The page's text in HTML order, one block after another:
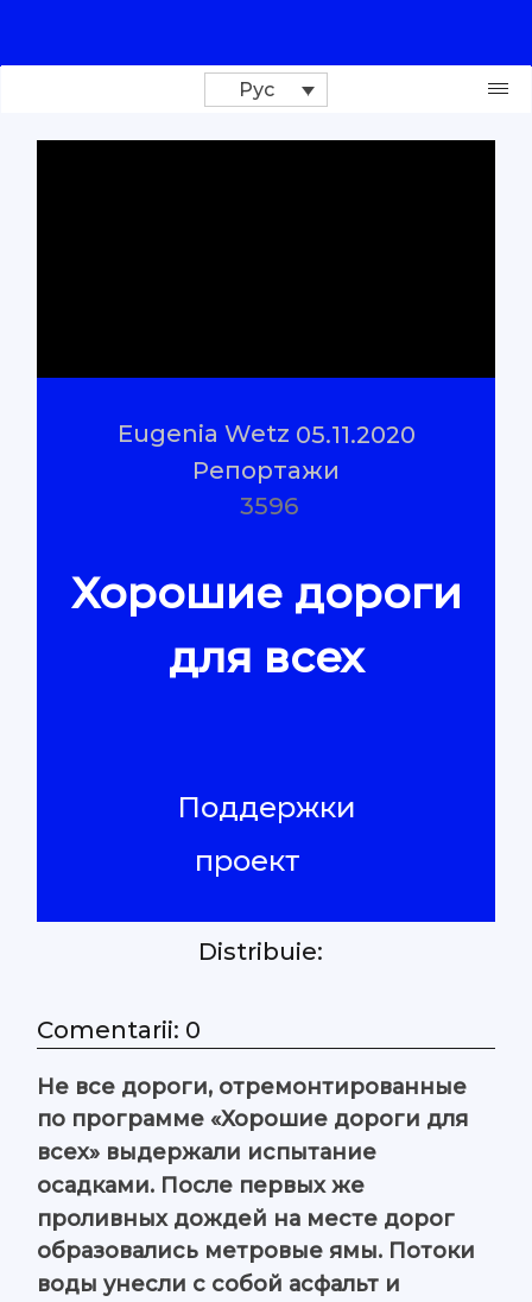
#Проверено
#Объяснено
Контакты
Рус
Eugenia Wetz 05.11.2020
Репортажи
3596
Хорошие дороги
для всех
Поддержки
проект
Distribuie:
Comentarii: 0
Не все дороги, отремонтированные
по программе «Хорошие дороги для
всех» выдержали испытание
осадками. После первых же
проливных дождей на месте дорог
образовались метровые ямы. Потоки
воды унесли с собой асфальт и